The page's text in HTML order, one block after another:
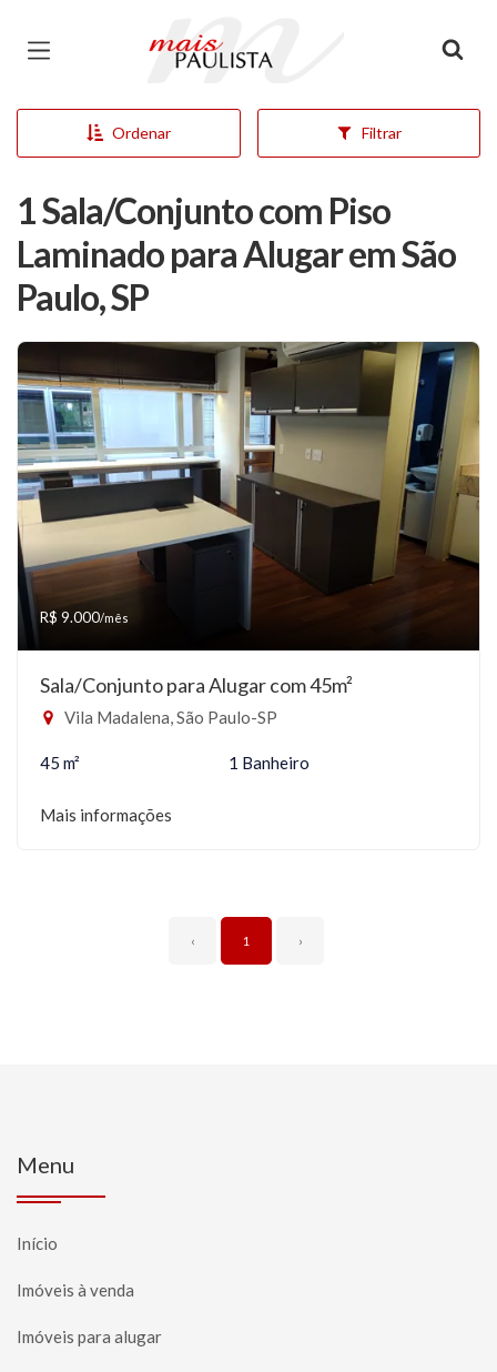
Página inicial
Ordenar Filtrar
1 Sala/Conjunto com Piso
Laminado para Alugar em São
Paulo, SP
R$ 9.000/mês
Sala/Conjunto para Alugar com 45m²
Vila Madalena, São Paulo-SP
45 m² 1 Banheiro
Mais informações
‹ 1 ›
Menu
Início
Imóveis à venda
Imóveis para alugar